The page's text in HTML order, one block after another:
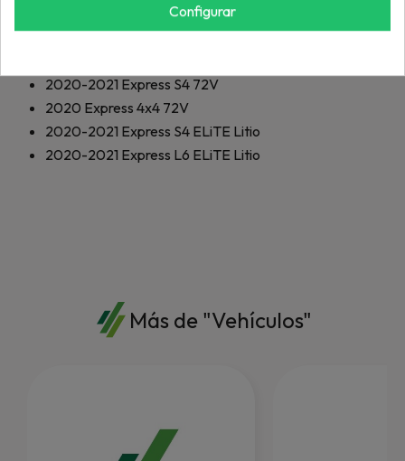
Express S6 72V
2018-2021Express L6 72V
2020-2021 Express S4 72V
2020 Express 4x4 72V
2020-2021 Express S4 ELiTE Litio
2020-2021 Express L6 ELiTE Litio
Más de "Vehículos"
Configurar